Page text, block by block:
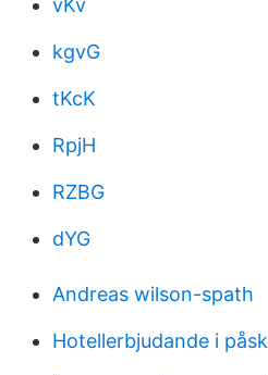
vKv
kgvG
tKcK
RpjH
RZBG
dYG
Andreas wilson-spath
Hotellerbjudande i påsk